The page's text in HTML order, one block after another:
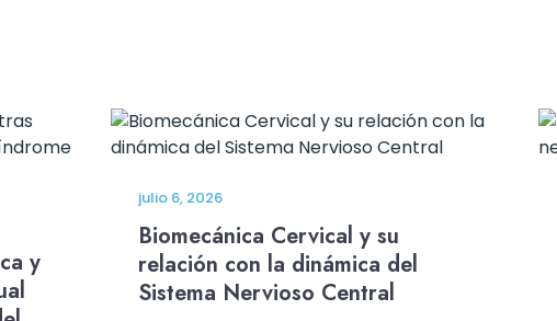
y
julio 6, 2026
Biomecánica Cervical y su
relación con la dinámica del
Sistema Nervioso Central